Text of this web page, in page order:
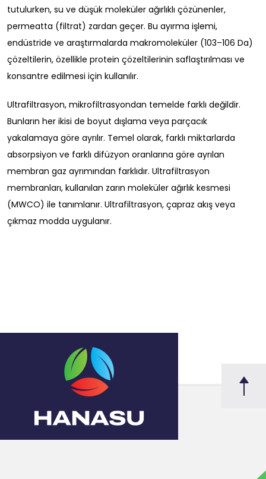
tutulurken, su ve düşük moleküler ağırlıklı çözünenler,
permeatta (filtrat) zardan geçer. Bu ayırma işlemi,
endüstride ve araştırmalarda makromoleküler (103–106 Da)
çözeltilerin, özellikle protein çözeltilerinin saflaştırılması ve
konsantre edilmesi için kullanılır.
Ultrafiltrasyon, mikrofiltrasyondan temelde farklı değildir.
Bunların her ikisi de boyut dışlama veya parçacık
yakalamaya göre ayrılır. Temel olarak, farklı miktarlarda
absorpsiyon ve farklı difüzyon oranlarına göre ayrılan
membran gaz ayrımından farklıdır. Ultrafiltrasyon
membranları, kullanılan zarın moleküler ağırlık kesmesi
(MWCO) ile tanımlanır. Ultrafiltrasyon, çapraz akış veya
çıkmaz modda uygulanır.